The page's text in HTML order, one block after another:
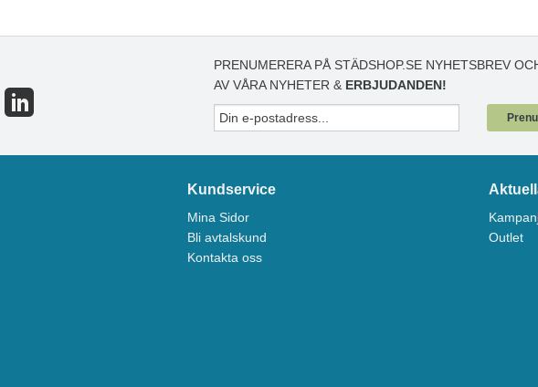
PRENUMERERA PÅ STÄDSHOP.SE NYHETSBREV
AV VÅRA NYHETER & ERBJUDANDEN!
Kundservice
Mina Sidor
Bli avtalskund
Kontakta oss
Outlet